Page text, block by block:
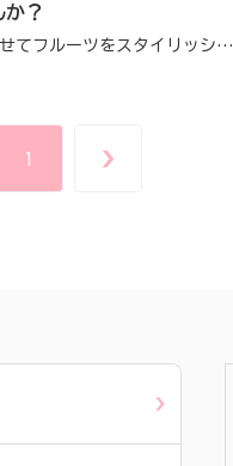
？
ワインやスイーツと合わせてフルーツをスタイリッシュに！
1